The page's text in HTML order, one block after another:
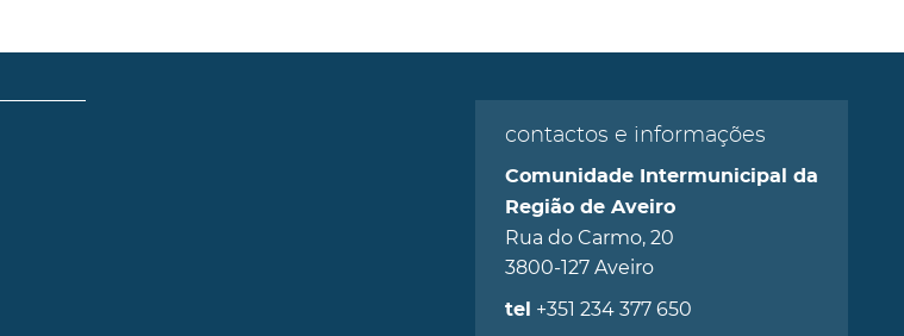
contactos e informações
Comunidade Intermunicipal da
Região de Aveiro
Rua do Carmo, 20
3800-127 Aveiro
tel +351 234 377 650